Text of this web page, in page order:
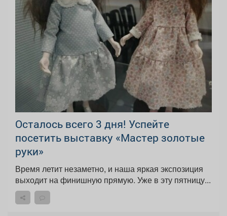
Осталось всего 3 дня! Успейте
посетить выставку «Мастер золотые
руки»
Время летит незаметно, и наша яркая экспозиция
выходит на финишную прямую. Уже в эту пятницу...